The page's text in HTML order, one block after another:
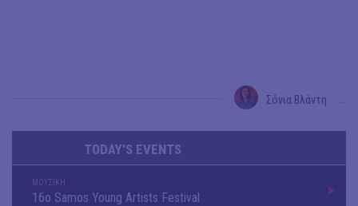
Σόνια Βλάντη
TODAY'S EVENTS
ΜΟΥΣΙΚΗ
16o Samos Young Artists Festival